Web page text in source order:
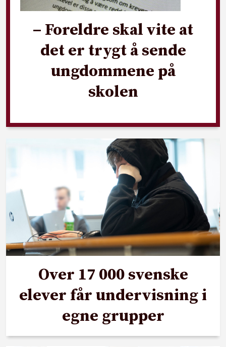
– Foreldre skal vite at
det er trygt å sende
ungdommene på
skolen
Over 17 000 svenske
elever får undervisning i
egne grupper